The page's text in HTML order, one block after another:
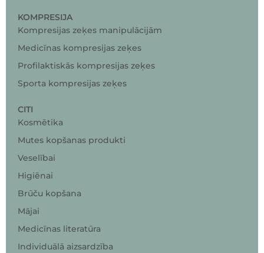
KOMPRESIJA
Kompresijas zeķes manipulācijām
Medicīnas kompresijas zeķes
Profilaktiskās kompresijas zeķes
Sporta kompresijas zeķes
CITI
Kosmētika
Mutes kopšanas produkti
Veselībai
Higiēnai
Brūču kopšana
Mājai
Medicīnas literatūra
Individuālā aizsardzība